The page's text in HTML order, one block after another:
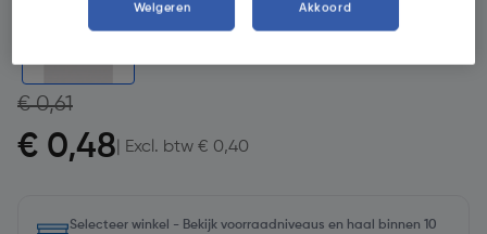
€ 0,61
€ 0,48 | Excl. btw € 0,40
Selecteer winkel - Bekijk voorraadniveaus en haal binnen 10
Weigeren Akkoord